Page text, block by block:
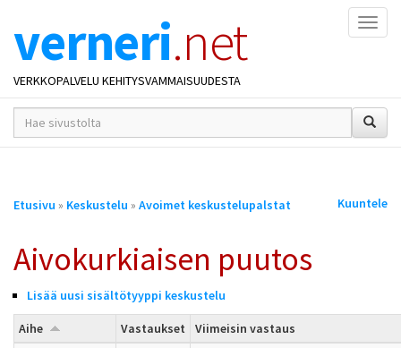
verneri.net
VERKKOPALVELU KEHITYSVAMMAISUUDESTA
hakusana(t)
*
Olet
Etusivu » Keskustelu » Avoimet keskustelupalstat Kuuntele
Aivokurkiaisen puutos
Lisää uusi sisältötyyppi keskustelu
Aihe Vastaukset Viimeisin vastaus